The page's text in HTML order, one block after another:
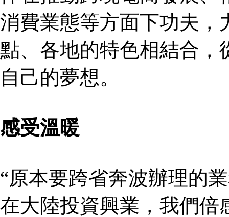
消費業態等方面下功夫，
點、各地的特色相結合，
自己的夢想。
感受溫暖
“原本要跨省奔波辦理的
在大陸投資興業，我們倍